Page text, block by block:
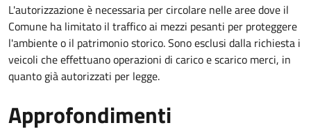
L'autorizzazione è necessaria per circolare nelle aree dove il
Comune ha limitato il traffico ai mezzi pesanti per proteggere
l'ambiente o il patrimonio storico. Sono esclusi dalla richiesta i
veicoli che effettuano operazioni di carico e scarico merci, in
quanto già autorizzati per legge.
Approfondimenti